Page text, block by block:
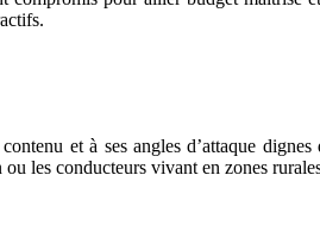
et à ses angles d’attaque
les conducteurs vivant en zones